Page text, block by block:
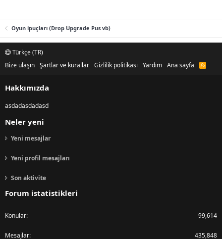
Oyun ipuçları (Drop Upgrade Pus vb)
Türkçe (TR)
Bize ulaşın Şartlar ve kurallar Gizlilik politikası Yardım Ana sayfa
R
Hakkımızda
asdadasdadasd
Neler yeni
Yeni mesajlar
Yeni profil mesajları
Son aktivite
Forum istatistikleri
Konular 99,614
Mesajlar 435,848